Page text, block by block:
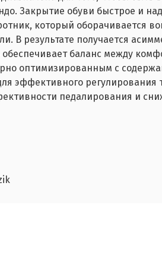
Закрытие обуви быстрое и
который оборачивается
В результате получается
баланс между
оптимизированным с
эффективного
педалирования и